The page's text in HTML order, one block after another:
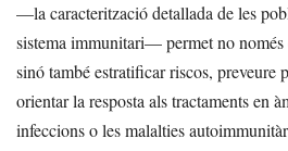
—la caracterització detallada de les
sistema immunitari— permet no
sinó també estratificar riscos, preveure
orientar la resposta als tractaments en
infeccions o les malalties